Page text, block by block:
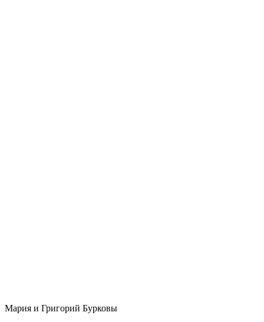
Мария и Григорий Бурковы